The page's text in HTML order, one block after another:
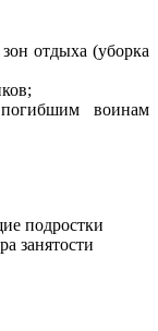
отдыха (уборка
воинам
подростки
занятости